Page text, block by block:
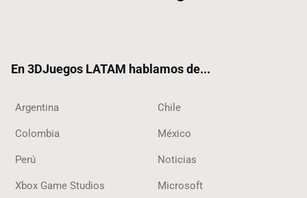
En 3DJuegos LATAM hablamos de...
Argentina Chile
Colombia México
Perú Noticias
Xbox Game Studios Microsoft